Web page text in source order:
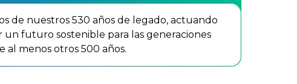
de nuestros 530 años de legado, actuando
un futuro sostenible para las generaciones
al menos otros 500 años.